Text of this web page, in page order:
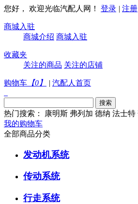
您好， 欢迎光临汽配人网！ 登录 | 注册
商城入驻
商城介绍 商城入驻
收藏夹
关注的商品 关注的店铺
购物车 【0 】 | 汽配人首页
热门搜索： 康明斯 弗列加 德纳 法士特
我的购物车
全部商品分类
发动机系统
传动系统
行走系统